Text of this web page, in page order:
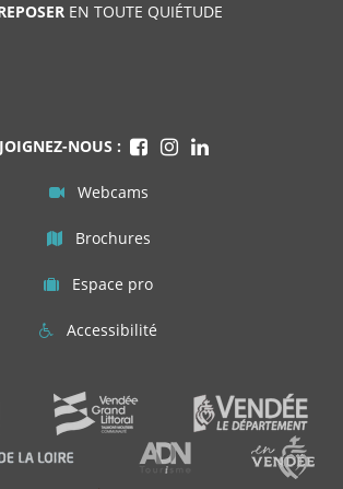
EN TOUTE QUIÉTUDE
NOUS :
Webcams
Brochures
Espace pro
Accessibilité